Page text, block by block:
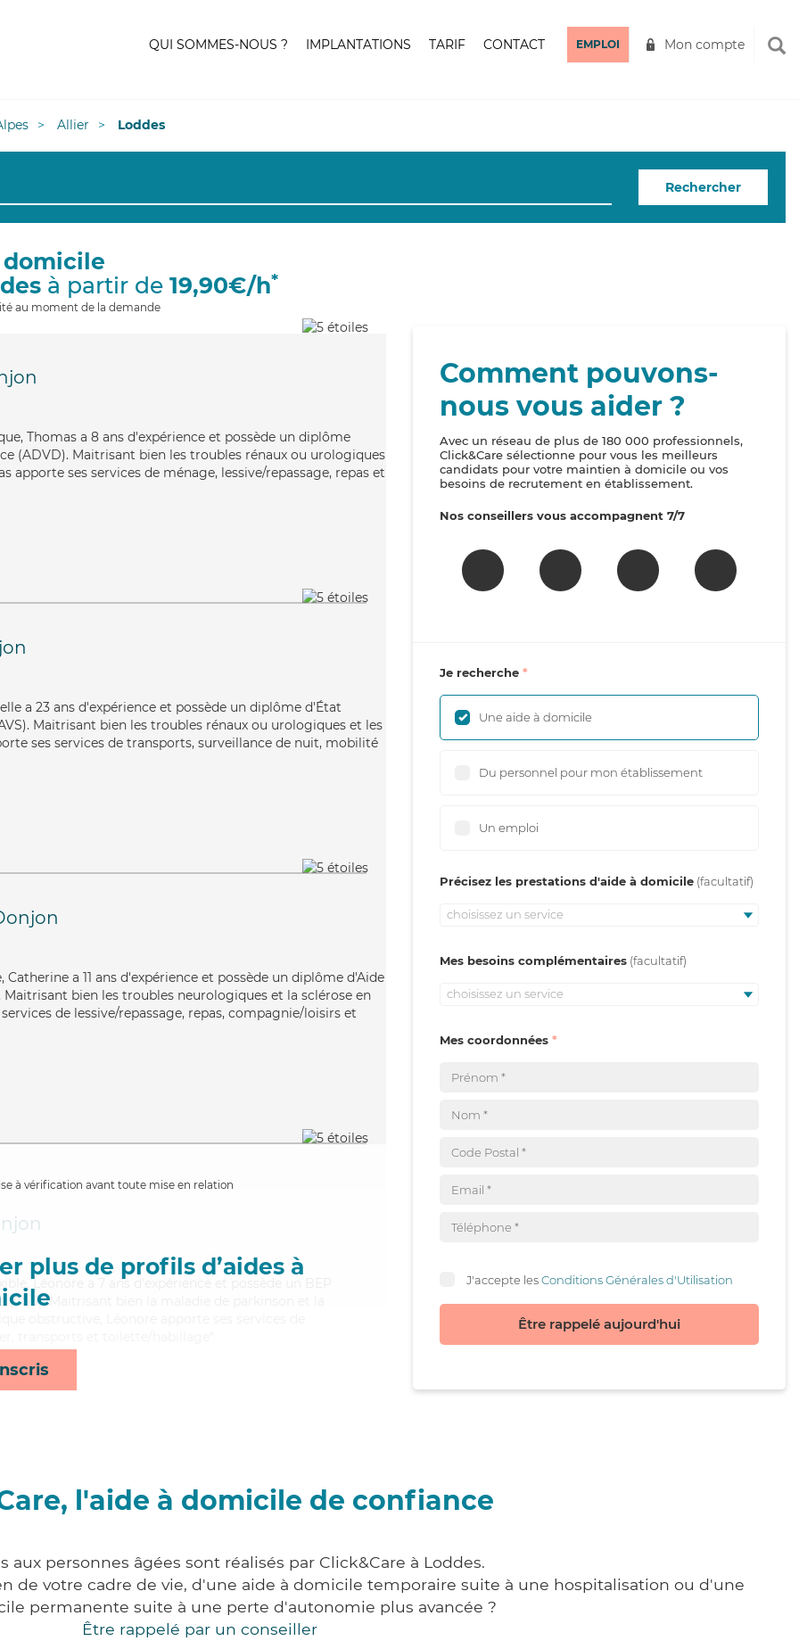
QUI SOMMES-NOUS ? IMPLANTATIONS TARIF CONTACT EMPLOI Mon compte
Allier Loddes
Rechercher
domicile
à partir de 19,90€/h*
au moment de la demande
Thomas a 8 ans d'expérience et possède un diplôme
(ADVD). Maitrisant bien les troubles rénaux ou urologiques
apporte ses services de ménage, lessive/repassage, repas et
a 23 ans d'expérience et possède un diplôme d'État
Maitrisant bien les troubles rénaux ou urologiques et les
ses services de transports, surveillance de nuit, mobilité
a 11 ans d'expérience et possède un diplôme d'Aide
bien les troubles neurologiques et la sclérose en
de lessive/repassage, repas, compagnie/loisirs et
à vérification avant toute mise en relation
plus de profils d’aides à
Léonore a 7 ans d'expérience et possède un BEP
(CSS). Maitrisant bien la maladie de parkinson et la
Comment pouvons-
nous vous aider ?
Avec un réseau de plus de 180 000 professionnels,
Click&Care sélectionne pour vous les meilleurs
candidats pour votre maintien à domicile ou vos
besoins de recrutement en établissement.
Nos conseillers vous accompagnent 7/7
Je recherche
Une aide à domicile
Du personnel pour mon établissement
Un emploi
Précisez les prestations d'aide à domicile
choisissez un service
Mes besoins complémentaires
choisissez un service
Mes coordonnées
J'accepte lesConditions Générales d'Utilisation
Être rappelé aujourd'hui
l'aide à domicile de confiance
aux personnes âgées sont réalisés par Click&Care à Loddes.
de votre cadre de vie, d'une aide à domicile temporaire suite à une hospitalisation ou d'une
permanente suite à une perte d'autonomie plus avancée ?
Être rappelé par un conseiller